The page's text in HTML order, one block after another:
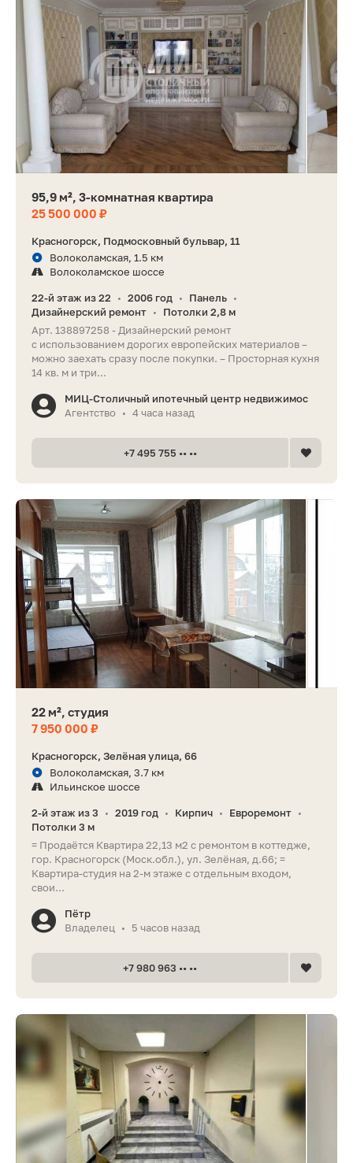
95,9 м², 3-комнатная квартира
25 500 000 ₽
Красногорск, Подмосковный бульвар, 11
Волоколамская, 1.5 км
Волоколамское шоссе
22-й этаж из 22 • 2006 год • Панель •
Дизайнерский ремонт •
Потолки 2,8 м
Арт. 138897258 ️- Дизайнерский ремонт
с использованием дорогих европейских материалов –
можно заехать сразу после покупки.️ – Просторная кухня
14 кв. м и три...
МИЦ-Столичный ипотечный центр недвижимос
Агентство
• 4 часа назад
+7 495 755 •• ••
22 м², студия
7 950 000 ₽
Красногорск, Зелёная улица, 66
Волоколамская, 3.7 км
Ильинское шоссе
2-й этаж из 3 • 2019 год • Кирпич • Евроремонт •
Потолки 3 м
= Продаётся Квартира 22,13 м2 с ремонтом в коттедже,
гор. Красногорск (Моск.обл.), ул. Зелёная, д.66; =
Квартира-студия на 2-м этаже с отдельным входом,
свои...
Пётр
Владелец
• 5 часов назад
+7 980 963 •• ••